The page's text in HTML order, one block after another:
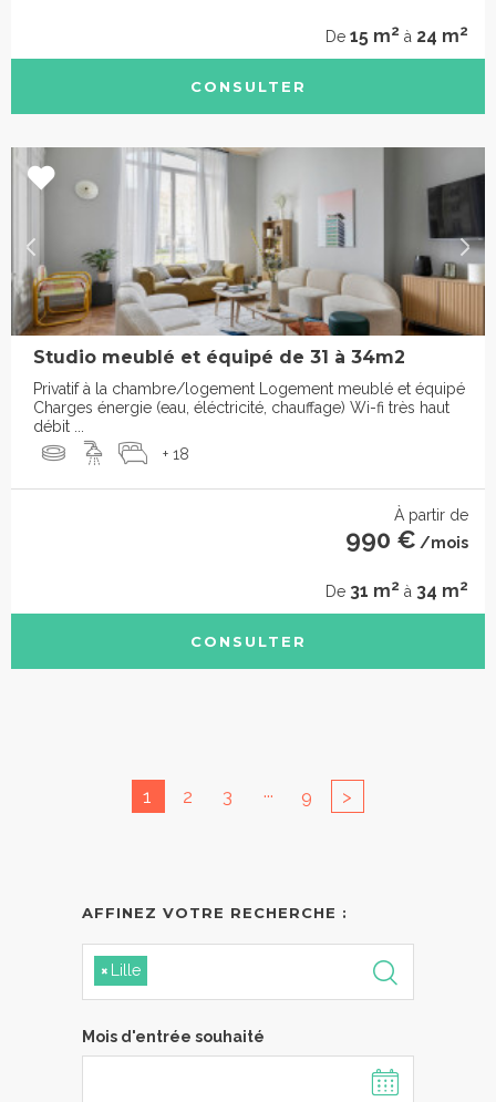
De 15 m2 à 24 m2
CONSULTER
Studio meublé et équipé de 31 à 34m2
Privatif à la chambre/logement Logement meublé et équipé
Charges énergie (eau, éléctricité, chauffage) Wi-fi très haut
débit ...
+ 18
À partir de
990 € /mois
De 31 m2 à 34 m2
CONSULTER
1 2 3 ... 9 >
AFFINEZ VOTRE RECHERCHE :
× Lille
Mois d'entrée souhaité